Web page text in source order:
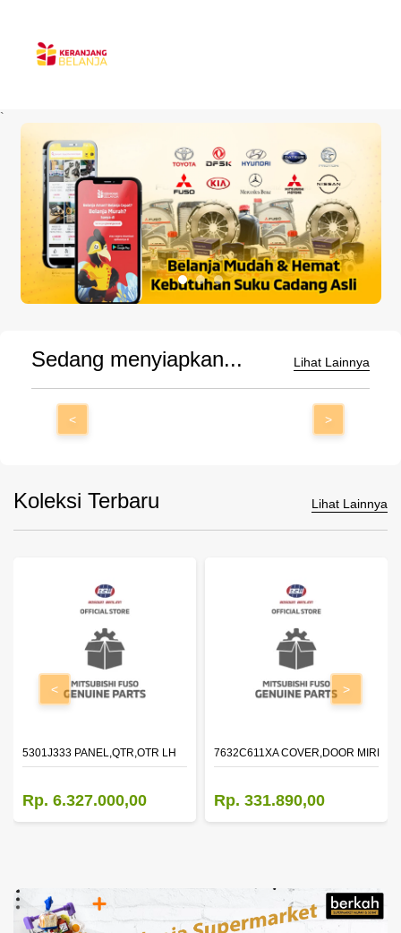
`
Sedang menyiapkan... Lihat Lainnya
< >
Koleksi Terbaru Lihat Lainnya
5301J333 PANEL,QTR,OTR LH
Rp. 6.327.000,00
7632C611XA COVER,DOOR
Rp. 331.890,00
< >